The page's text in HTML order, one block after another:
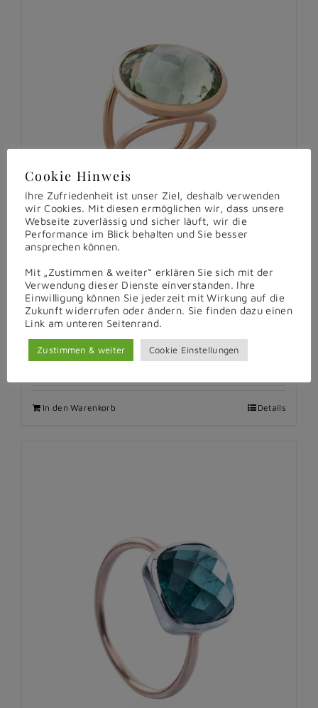
Kollektion Farfallina Ring
€2.890,00 inkl. MwSt.
In den Warenkorb Details
Cookie Hinweis
Ihre Zufriedenheit ist unser Ziel, deshalb verwenden
wir Cookies. Mit diesen ermöglichen wir, dass unsere
Webseite zuverlässig und sicher läuft, wir die
Performance im Blick behalten und Sie besser
ansprechen können.
Mit „Zustimmen & weiter“ erklären Sie sich mit der
Verwendung dieser Dienste einverstanden. Ihre
Einwilligung können Sie jederzeit mit Wirkung auf die
Zukunft widerrufen oder ändern. Sie finden dazu einen
Link am unteren Seitenrand.
Zustimmen & weiter Cookie Einstellungen